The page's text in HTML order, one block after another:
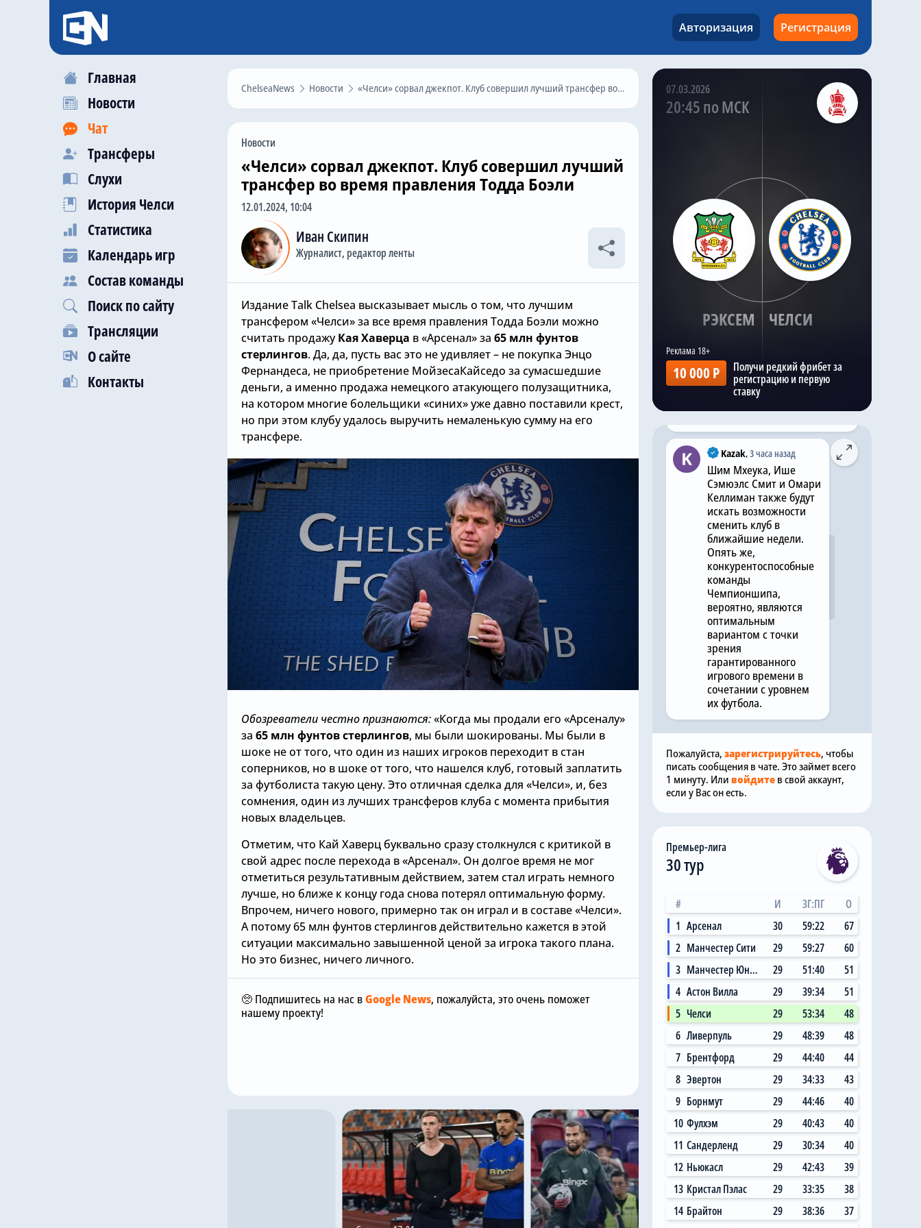
Авторизация Регистрация
Главная
Новости
Чат
Трансферы
Слухи
История Челси
Статистика
Календарь игр
Состав команды
Поиск по сайту
Трансляции
О сайте
Контакты
ChelseaNews Новости «Челси» сорвал джекпот. Клуб совершил лучший трансфер во время правления Тодда Боэли
Новости
«Челси» сорвал джекпот. Клуб совершил лучший
трансфер во время правления Тодда Боэли
12.01.2024, 10:04
Иван Скипин
Журналист, редактор ленты
Издание Talk Chelsea высказывает мысль о том, что лучшим
трансфером «Челси» за все время правления Тодда Боэли можно
считать продажуКая Хаверца в «Арсенал» за 65 млн фунтов
стерлингов. Да, да, пусть вас это не удивляет – не покупка Энцо
Фернандеса, не приобретение МойзесаКайседо за сумасшедшие
деньги, а именно продажа немецкого атакующего полузащитника,
на котором многие болельщики «синих» уже давно поставили крест,
но при этом клубу удалось выручить немаленькую сумму на его
трансфере.
Обозреватели честно признаются:«Когда мы продали его «Арсеналу»
за 65 млн фунтов стерлингов, мы были шокированы. Мы были в
шоке не от того, что один из наших игроков переходит в стан
соперников, но в шоке от того, что нашелся клуб, готовый заплатить
за футболиста такую цену. Это отличная сделка для «Челси», и, без
сомнения, один из лучших трансферов клуба с момента прибытия
новых владельцев.
Отметим, что Кай Хаверц буквально сразу столкнулся с критикой в
свой адрес после перехода в «Арсенал». Он долгое время не мог
отметиться результативным действием, затем стал играть немного
лучше, но ближе к концу года снова потерял оптимальную форму.
Впрочем, ничего нового, примерно так он играл и в составе «Челси».
А потому 65 млн фунтов стерлингов действительно кажется в этой
ситуации максимально завышенной ценой за игрока такого плана.
Но это бизнес, ничего личного.
🥺 Подпишитесь на нас вGoogle News, пожалуйста, это очень поможет
нашему проекту!
07.03.2026
20:45 по МСК
РЭКСЕМ ЧЕЛСИ
10 000 Р
Получи редкий фрибет за
регистрацию и первую
ставку
привлекло внимание
обоих английских
@chelseanews_bot 9 часов назад
Николас Джексон совершил
добрый поступок в «Челси»,
@chelseanews_bot 8 часов назад
«Челси» не собирается
покупать нового вратаря, и
доволен Робертом Санчесом
Комментировать
@chelseanews_bot 3 часа назад
«Челси» не будет
подписывать фланговых
нападающих этим летом
Комментировать
Kazak,3 часа назад
Шим Мхеука, Ише
Сэмюэлс Смит и Омари
Келлиман также будут
искать возможности
сменить клуб в
ближайшие недели.
Опять же,
конкурентоспособные
команды
Чемпионшипа,
вероятно, являются
оптимальным
вариантом с точки
зрения
гарантированного
игрового времени в
сочетании с уровнем
их футбола.
Пожалуйста, зарегистрируйтесь, чтобы
писать сообщения в чате. Это займет всего
1 минуту. Или войдите в свой аккаунт,
если у Вас он есть.
Премьер-лига
30 тур
# И ЗГ:ПГ
О
1 Арсенал 30 59:22
67
2 Манчестер Сити 29 59:27
60
3
Манчестер Юнайтед 29 51:40
51
4 Астон Вилла 29 39:34
51
5 Челси 29 53:34
48
6 Ливерпуль 29 48:39
48
7 Брентфорд 29 44:40
44
8 Эвертон 29 34:33
43
9 Борнмут 29 44:46
40
10 Фулхэм 29 40:43
40
11 Сандерленд 29 30:34
40
12 Ньюкасл 29 42:43
39
13 Кристал Пэлас 29 33:35
38
14 Брайтон 29 38:36
37